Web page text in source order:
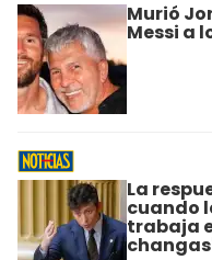
Murió
Messi a
La
cuando
trabaja